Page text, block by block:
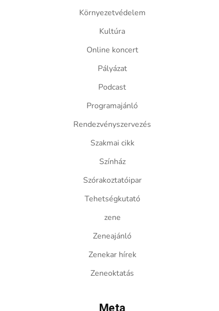
Környezetvédelem
Kultúra
Online koncert
Pályázat
Podcast
Programajánló
Rendezvényszervezés
Szakmai cikk
Színház
Szórakoztatóipar
Tehetségkutató
zene
Zeneajánló
Zenekar hírek
Zeneoktatás